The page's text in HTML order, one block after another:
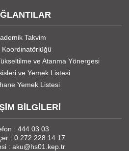
Takvim
Koordinatörlüğü
ve Atanma Yönergesi
ve Yemek Listesi
Yemek Listesi
BİLGİLERİ
: 444 03 03
: 0 272 228 14 17
: aku@hs01.kep.tr